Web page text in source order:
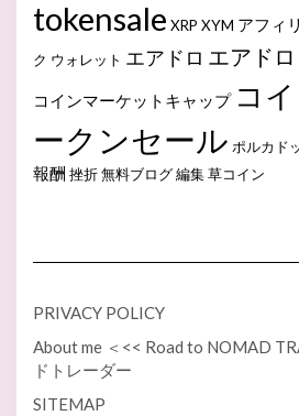
tokensale XRP XYM アフィ
ク ウォレット エアドロ エアド
コインマーケットキャップ コ
ークンセール ポルカド
報酬 挫折無料ブログ編集草コイン
PRIVACY POLICY
About me ＜<< Road to NOMAD
ドトレーダー
SITEMAP